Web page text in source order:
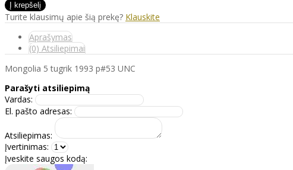
Turite klausimų apie šią prekę? Klauskite
Aprašymas
(0) Atsiliepimai
Mongolia 5 tugrik 1993 p#53 UNC
Parašyti atsiliepimą
Vardas:
El. pašto adresas:
Atsiliepimas:
Įvertinimas:
Įveskite saugos kodą: